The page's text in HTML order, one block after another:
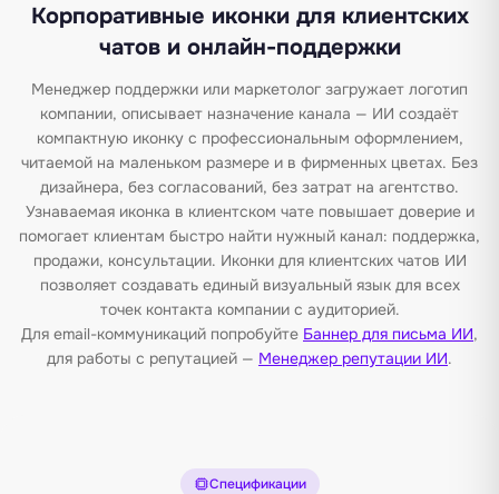
Корпоративные иконки для клиентских
чатов и онлайн-поддержки
Менеджер поддержки или маркетолог загружает логотип
компании, описывает назначение канала — ИИ создаёт
компактную иконку с профессиональным оформлением,
читаемой на маленьком размере и в фирменных цветах. Без
дизайнера, без согласований, без затрат на агентство.
Узнаваемая иконка в клиентском чате повышает доверие и
помогает клиентам быстро найти нужный канал: поддержка,
продажи, консультации. Иконки для клиентских чатов ИИ
позволяет создавать единый визуальный язык для всех
точек контакта компании с аудиторией.
Для email-коммуникаций попробуйте Баннер для письма ИИ,
для работы с репутацией — Менеджер репутации ИИ.
Спецификации